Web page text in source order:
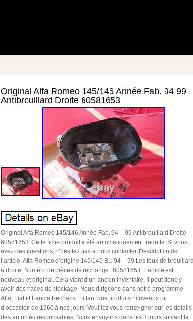
Original Alfa Romeo 145/146 Année Fab. 94 99
Antibrouillard Droite 60581653
Original Alfa Romeo 145/146 Année Fab. 94 – 99 Antibrouillard Droite
60581653. Cette fiche produit a été automatiquement traduite. Si vous
avez des questions, n’hésitez pas à nous contacter. Description de
l’article. Alfa Romeo d’origine 145/146 BJ. 94 – 99 Les feux de brouillard
à droite. Numéro de pièces de rechange : 60581653. L’article est
nouveau et original. Cela vient d’un ancien inventaire. Il peut donc y
avoir des traces de stockage. Nous dirigeons dans notre programme
Alfa, Fiat et Lancia Rechaps En tant que produits nouveaux ou
d’occasion de 1960 à nos jours! Veuillez vous renseigner sur les détails
des autorités responsables. Nous envoyons dans les 3 jours suivant la